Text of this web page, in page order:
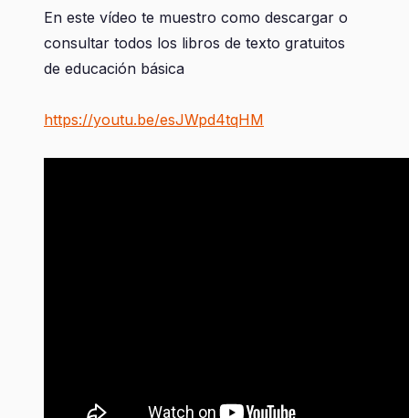
En este vídeo te muestro como descargar o
consultar todos los libros de texto gratuitos
de educación básica
https://youtu.be/esJWpd4tqHM